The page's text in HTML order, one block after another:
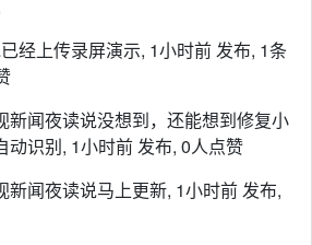
经上传录屏演示, 1小时前 发布, 1条
新闻夜读说没想到，还能想到修复小
动识别, 1小时前 发布, 0人点赞
新闻夜读说马上更新, 1小时前 发布,